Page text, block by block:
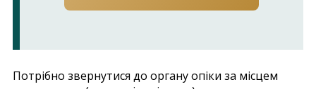
Потрібно звернутися до органу опіки за місцем